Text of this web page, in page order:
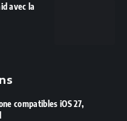
avec la
compatibles iOS 27,